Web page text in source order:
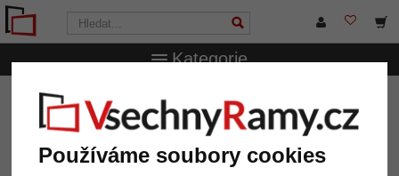
Používáme soubory cookies
Kategorie
VsechnRamy.cz Značky Walther Design
Kniha návštěv Romance